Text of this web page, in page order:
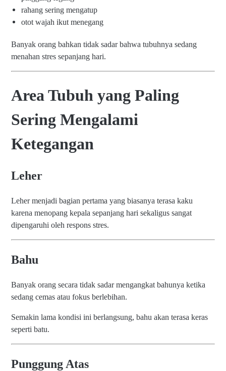
rahang sering mengatup
otot wajah ikut menegang
Banyak orang bahkan tidak sadar bahwa tubuhnya sedang
menahan stres sepanjang hari.
Area Tubuh yang Paling
Sering Mengalami
Ketegangan
Leher
Leher menjadi bagian pertama yang biasanya terasa kaku
karena menopang kepala sepanjang hari sekaligus sangat
dipengaruhi oleh respons stres.
Bahu
Banyak orang secara tidak sadar mengangkat bahunya ketika
sedang cemas atau fokus berlebihan.
Semakin lama kondisi ini berlangsung, bahu akan terasa keras
seperti batu.
Punggung Atas